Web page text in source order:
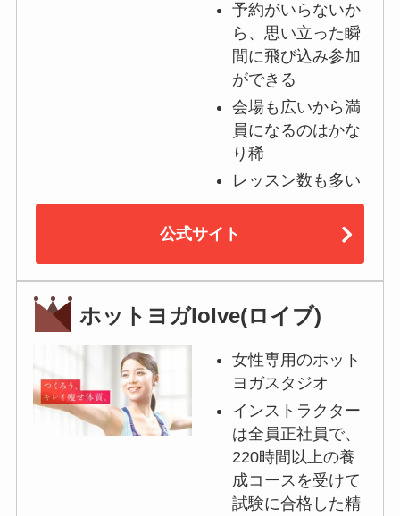
予約がいらないか
ら、思い立った瞬
間に飛び込み参加
ができる
会場も広いから満
員になるのはかな
り稀
レッスン数も多い
公式サイト
ホットヨガloIve(ロイブ)
女性専用のホット
ヨガスタジオ
インストラクター
は全員正社員で、
220時間以上の養
成コースを受けて
試験に合格した精